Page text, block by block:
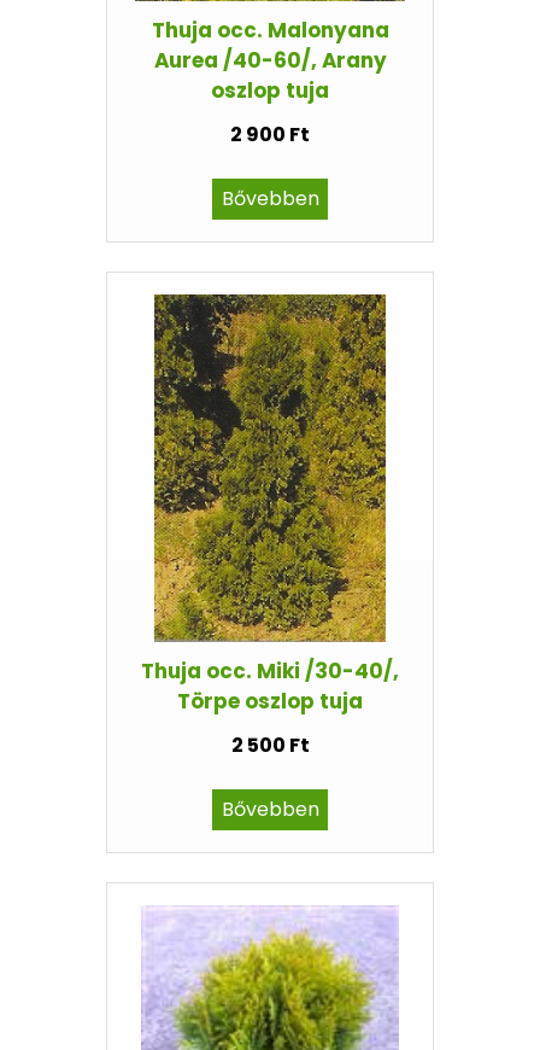
Thuja occ. Malonyana
Aurea /40-60/, Arany
oszlop tuja
2 900 Ft
Bővebben
Thuja occ. Miki /30-40/,
Törpe oszlop tuja
2 500 Ft
Bővebben